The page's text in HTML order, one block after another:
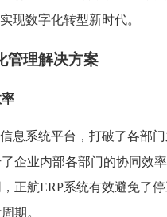
项目型接单
批发类销售
整合型贸易
工业设备贸易
查看更多>
财务管
进销
查看更
现数字化转型新时代。
管理解决方案
息系统平台，打破了各部
企业内部各部门的协同效
正航ERP系统有效避免了
期。